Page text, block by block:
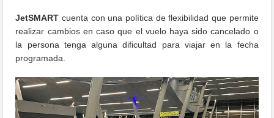
JetSMART cuenta con una política de flexibilidad que permite
realizar cambios en caso que el vuelo haya sido cancelado o
la persona tenga alguna dificultad para viajar en la fecha
programada.